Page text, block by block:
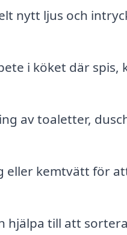
nytt ljus och
i köket där spis,
av toaletter,
eller kemtvätt för
hjälpa till att